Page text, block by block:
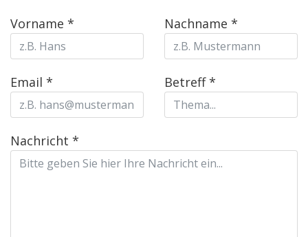
Vorname * Nachname *
Email * Betreff*
Nachricht *